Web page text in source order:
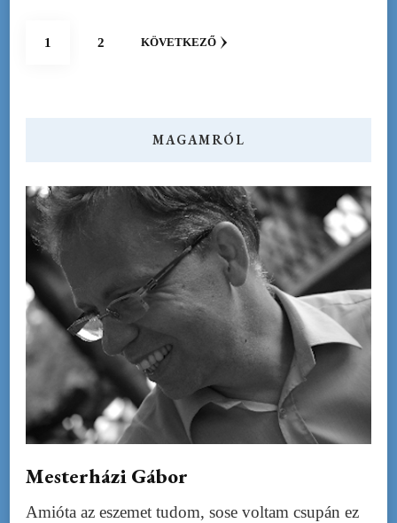
Bejegyzések
OLDAL
1 OLDAL
2 KÖVETKEZŐ
MAGAMRÓL
Mesterházi Gábor
Amióta az eszemet tudom, sose voltam csupán ez